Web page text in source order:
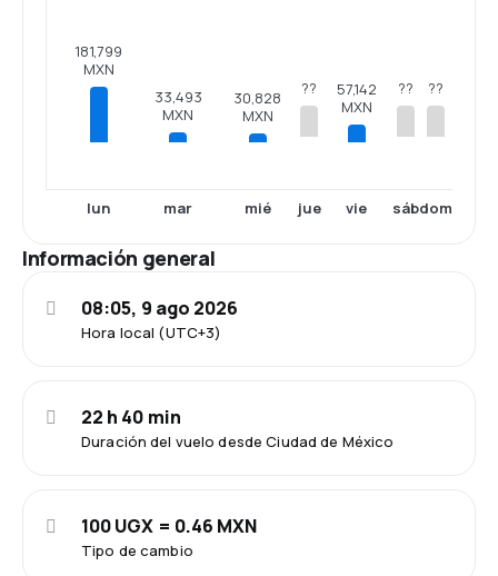
181,799
MXN
lun
33,493
MXN
mar
30,828
MXN
mié
??
jue
57,142
MXN
vie
??
sáb
??
dom
Información general
Hora local (UTC+3)
08:05, 9 ago 2026
Duración del vuelo desde Ciudad de México
22 h 40 min
Tipo de cambio
100 UGX = 0.46 MXN